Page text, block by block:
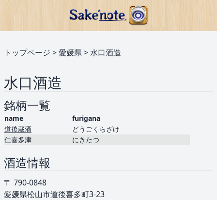
トップページ >愛媛県>水口酒造
水口酒造
銘柄一覧
name
furigana
道後蔵酒
どうごくらざけ
仁喜多津
にきたつ
酒造情報
〒 790-0848
愛媛県松山市道後喜多町3-23